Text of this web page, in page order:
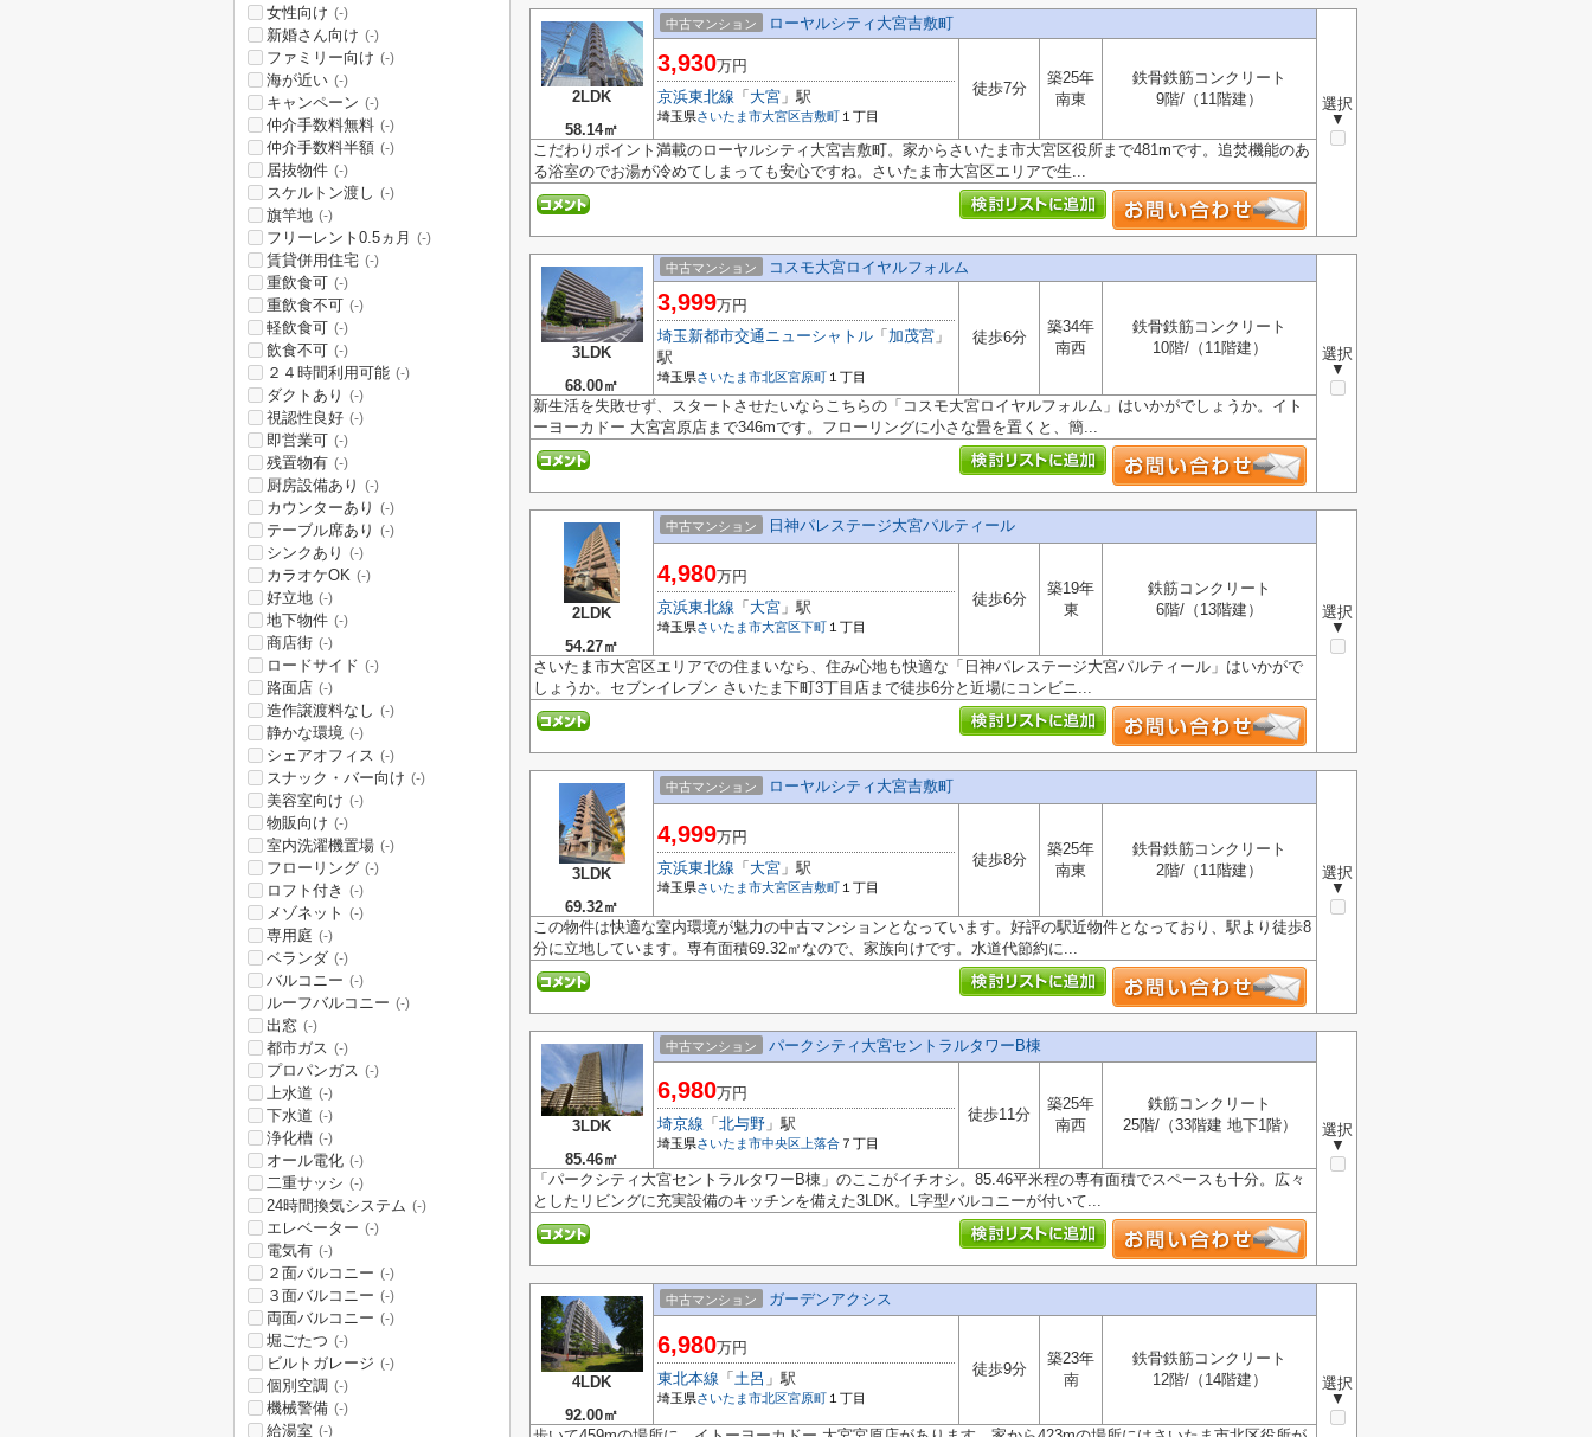
2LDK
58.14㎡
中古マンション ローヤルシティ大宮吉敷町
選択
▼
3,930万円
京浜東北線 「 大宮 」駅
埼玉県さいたま市大宮区吉敷町 １丁目
徒歩7分
築25年
南東
鉄骨鉄筋コンクリート
9階/（11階建）
こだわりポイント満載のローヤルシティ大宮吉敷町。家からさいたま市大宮区役所まで481mです。追焚機能のあ
る浴室のでお湯が冷めてしまっても安心ですね。さいたま市大宮区エリアで生...
3LDK
68.00㎡
中古マンション コスモ大宮ロイヤルフォルム
選択
▼
3,999万円
埼玉新都市交通ニューシャトル 「 加茂宮 」
駅
埼玉県さいたま市北区宮原町 １丁目
徒歩6分
築34年
南西
鉄骨鉄筋コンクリート
10階/（11階建）
新生活を失敗せず、スタートさせたいならこちらの「コスモ大宮ロイヤルフォルム」はいかがでしょうか。イト
ーヨーカドー 大宮宮原店まで346mです。フローリングに小さな畳を置くと、簡...
2LDK
54.27㎡
中古マンション 日神パレステージ大宮パルティール
選択
▼
4,980万円
京浜東北線 「 大宮 」駅
埼玉県さいたま市大宮区下町 １丁目
徒歩6分
築19年
東
鉄筋コンクリート
6階/（13階建）
さいたま市大宮区エリアでの住まいなら、住み心地も快適な「日神パレステージ大宮パルティール」はいかがで
しょうか。セブンイレブン さいたま下町3丁目店まで徒歩6分と近場にコンビニ...
3LDK
69.32㎡
中古マンション ローヤルシティ大宮吉敷町
選択
▼
4,999万円
京浜東北線 「 大宮 」駅
埼玉県さいたま市大宮区吉敷町 １丁目
徒歩8分
築25年
南東
鉄骨鉄筋コンクリート
2階/（11階建）
この物件は快適な室内環境が魅力の中古マンションとなっています。好評の駅近物件となっており、駅より徒歩8
分に立地しています。専有面積69.32㎡なので、家族向けです。水道代節約に...
3LDK
85.46㎡
中古マンション パークシティ大宮セントラルタワーB棟
選択
▼
6,980万円
埼京線 「 北与野 」駅
埼玉県さいたま市中央区 上落合 ７丁目
徒歩11分
築25年
南西
鉄筋コンクリート
25階/（33階建 地下1階）
「パークシティ大宮セントラルタワーB棟」のここがイチオシ。85.46平米程の専有面積でスペースも十分。広々
としたリビングに充実設備のキッチンを備えた3LDK。L字型バルコニーが付いて...
4LDK
92.00㎡
中古マンション ガーデンアクシス
選択
▼
6,980万円
東北本線 「 土呂 」駅
埼玉県さいたま市北区宮原町 １丁目
徒歩9分
築23年
南
鉄骨鉄筋コンクリート
12階/（14階建）
女性向け (-)
新婚さん向け (-)
ファミリー向け (-)
海が近い (-)
キャンペーン (-)
仲介手数料無料 (-)
仲介手数料半額 (-)
居抜物件 (-)
スケルトン渡し (-)
旗竿地 (-)
フリーレント0.5ヵ月 (-)
賃貸併用住宅 (-)
重飲食可 (-)
重飲食不可 (-)
軽飲食可 (-)
飲食不可 (-)
２４時間利用可能 (-)
ダクトあり (-)
視認性良好 (-)
即営業可 (-)
残置物有 (-)
厨房設備あり (-)
カウンターあり (-)
テーブル席あり (-)
シンクあり (-)
カラオケOK (-)
好立地 (-)
地下物件 (-)
商店街 (-)
ロードサイド (-)
路面店 (-)
造作譲渡料なし (-)
静かな環境 (-)
シェアオフィス (-)
スナック・バー向け (-)
美容室向け (-)
物販向け (-)
室内洗濯機置場 (-)
フローリング (-)
ロフト付き (-)
メゾネット (-)
専用庭 (-)
ベランダ (-)
バルコニー (-)
ルーフバルコニー (-)
出窓 (-)
都市ガス (-)
プロパンガス (-)
上水道 (-)
下水道 (-)
浄化槽 (-)
オール電化 (-)
二重サッシ (-)
24時間換気システム (-)
エレベーター (-)
電気有 (-)
２面バルコニー (-)
３面バルコニー (-)
両面バルコニー (-)
堀ごたつ (-)
ビルトガレージ (-)
個別空調 (-)
機械警備 (-)
給湯室 (-)